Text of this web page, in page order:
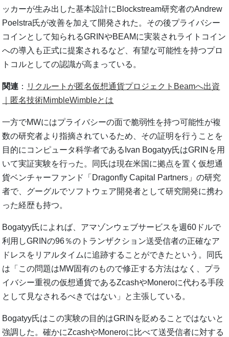
ッカーが生み出した基本設計にBlockstream研究者のAndrew
Poelstra氏が改善を加えて開発された。その後プライバシー
コインとして知られるGRINやBEAMに実装されライトコイン
への導入も正式に提案されるなど、有望な可能性を持つプロ
トコルとしての認識が高まっている。
関連 ： リクルートが匿名仮想通貨プロジェクトBeamへ出資
｜匿名技術MimbleWimbleとは
一方でMWにはプライバシーの面で脆弱性を持つ可能性が複
数の研究者より指摘されているため、その証明を行うことを
目的にコンピュータ科学者であるIvan Bogatyy氏はGRINを用
いて実証実験を行った。同氏は現在米国に拠点を置く仮想通
貨ベンチャーファンド「Dragonfly Capital Partners」の研究
者で、グーグルでソフトウェア開発者として研究開発に携わ
った経歴も持つ。
Bogatyy氏によれば、アマゾンウェブサービスを週60ドルで
利用しGRINの96％のトランザクション送受信者の正確なア
ドレスをリアルタイムに追跡することができたという。同氏
は「この問題はMW固有のもので修正する方法はなく、プラ
イバシー重視の仮想通貨であるZcashやMoneroに代わる手段
として見なされるべきではない」と主張している。
Bogatyy氏はこの実験の目的はGRINを貶めることではないと
強調した。確かにZcashやMoneroに比べて送受信者に対する